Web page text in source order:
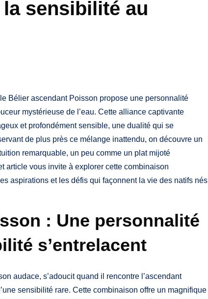
la sensibilité au
Bélier ascendant Poisson propose une personnalité
mystérieuse de l’eau. Cette alliance captivante
et profondément sensible, une dualité qui se
de plus près ce mélange inattendu, on découvre un
remarquable, un peu comme un plat mijoté
article vous invite à explorer cette combinaison
aspirations et les défis qui façonnent la vie des natifs nés
: Une personnalité
s’entrelacent
audace, s’adoucit quand il rencontre l’ascendant
sensibilité rare. Cette combinaison offre un magnifique